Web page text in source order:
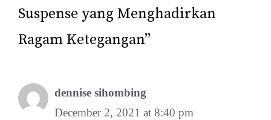
Suspense yang Menghadirkan
Ragam Ketegangan”
dennise sihombing
December 2, 2021 at 8:40 pm